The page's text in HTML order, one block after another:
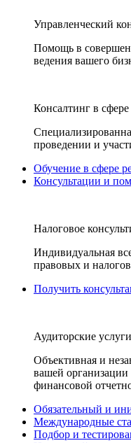
Управленческий
Помощь в
ведения вашего
Консалтинг в
проведении и
Обучение в сфере
Консультации и
Налоговое
Индивидуальная
правовых и
Получить
Аудиторские услуги
Объективная и
вашей организации
финансовой
Обязательный и
Международные
Подбор и